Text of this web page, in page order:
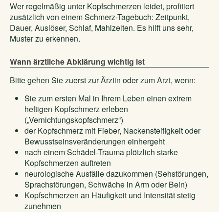
Wer regelmäßig unter Kopfschmerzen leidet, profitiert
zusätzlich von einem Schmerz-Tagebuch: Zeitpunkt,
Dauer, Auslöser, Schlaf, Mahlzeiten. Es hilft uns sehr,
Muster zu erkennen.
Wann ärztliche Abklärung wichtig ist
Bitte gehen Sie zuerst zur Ärztin oder zum Arzt, wenn:
Sie zum ersten Mal in Ihrem Leben einen extrem
heftigen Kopfschmerz erleben
(„Vernichtungskopfschmerz“)
der Kopfschmerz mit Fieber, Nackensteifigkeit oder
Bewusstseinsveränderungen einhergeht
nach einem Schädel-Trauma plötzlich starke
Kopfschmerzen auftreten
neurologische Ausfälle dazukommen (Sehstörungen,
Sprachstörungen, Schwäche in Arm oder Bein)
Kopfschmerzen an Häufigkeit und Intensität stetig
zunehmen